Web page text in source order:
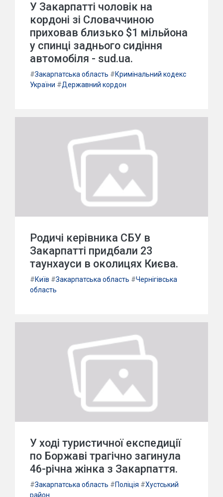
У Закарпатті чоловік на
кордоні зі Словаччиною
приховав близько $1 мільйона
у спинці заднього сидіння
автомобіля - sud.ua.
#Закарпатська область #Кримінальний кодекс
України #Державний кордон
Родичі керівника СБУ в
Закарпатті придбали 23
таунхауси в околицях Києва.
#Київ #Закарпатська область #Чернігівська
область
У ході туристичної експедиції
по Боржаві трагічно загинула
46-річна жінка з Закарпаття.
#Закарпатська область #Поліція #Хустський
район